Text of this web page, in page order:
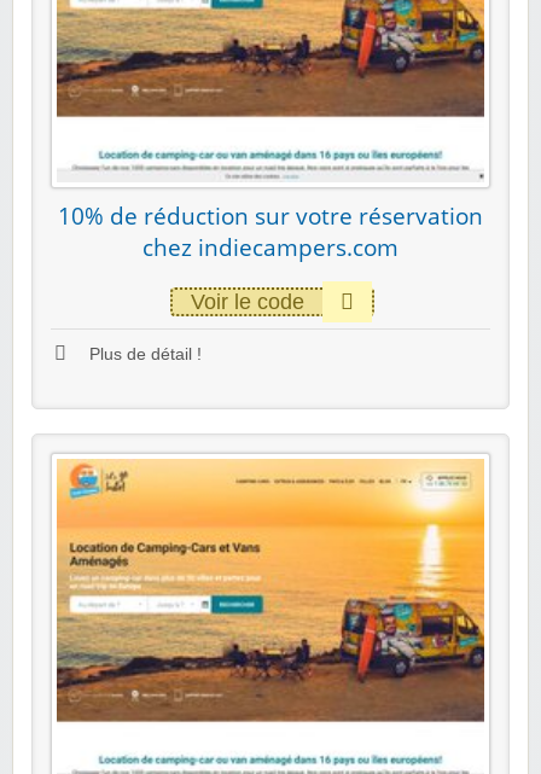
10% de réduction sur votre réservation
chez indiecampers.com
Voir le code
Plus de détail !